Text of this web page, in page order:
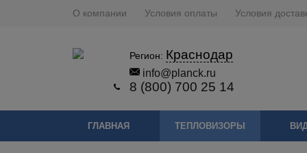
О компании Условия оплаты Условия
Регион: Краснодар
info@planck.ru
8 (800) 700 25 14
ГЛАВНАЯ ТЕПЛОВИЗОРЫ